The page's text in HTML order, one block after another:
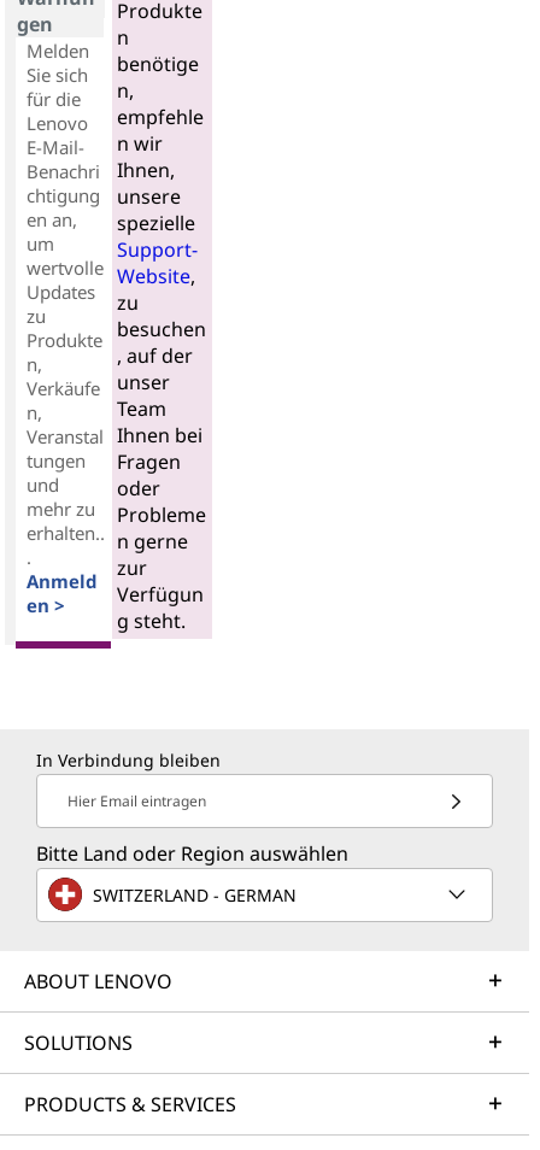
gen
Melden
Sie sich
für die
Lenovo
E-Mail-
Benachri
chtigung
en an,
um
wertvolle
Updates
zu
Produkte
n,
Verkäufe
n,
Veranstal
tungen
und
mehr zu
erhalten..
.
Anmeld
en >
Produkte
n
benötige
n,
empfehle
n wir
Ihnen,
unsere
spezielle
Support-
Website,
zu
besuchen
, auf der
unser
Team
Ihnen bei
Fragen
oder
Probleme
n gerne
zur
Verfügun
g steht.
In Verbindung bleiben
Hier Email eintragen
Bitte Land oder Region auswählen
SWITZERLAND - GERMAN
ABOUT LENOVO
SOLUTIONS
PRODUCTS & SERVICES